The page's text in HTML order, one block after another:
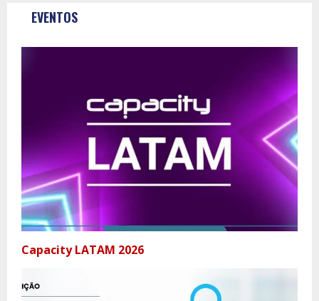
EVENTOS
Capacity LATAM 2026